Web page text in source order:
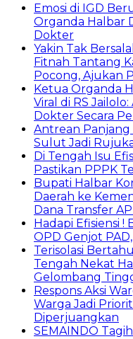
Emosi di IGD
Organda Halbar
Dokter
Yakin Tak
Fitnah Tantang
Pocong, Ajukan
Ketua Organda
Viral di RS
Dokter Secara
Antrean Panjang
Sulut Jadi
Di Tengah Isu
Pastikan PPPK
Bupati Halbar
Daerah ke
Dana Transfer
Hadapi Efisiensi
OPD Genjot
Terisolasi
Tengah Nekat
Gelombang
Respons Aksi
Warga Jadi
Diperjuangkan
SEMAINDO